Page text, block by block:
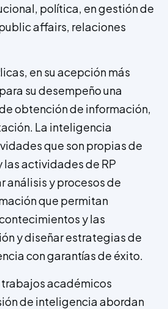
política, en gestión de
affairs, relaciones
en su acepción más
su desempeño una
obtención de información,
La inteligencia
que son propias de
actividades de RP
análisis y procesos de
que permitan
y las
y diseñar estrategias de
con garantías de éxito.
trabajos académicos
de inteligencia abordan